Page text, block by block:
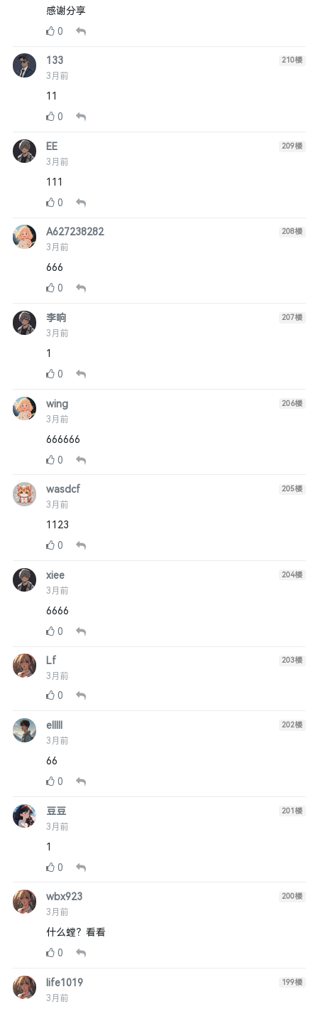
感谢分享
0
133
3月前
210楼
11
0
EE
3月前
209楼
111
0
A627238282
3月前
208楼
666
0
李响
3月前
207楼
1
0
wing
3月前
206楼
666666
0
wasdcf
3月前
205楼
1123
0
xiee
3月前
204楼
6666
0
Lf
3月前
203楼
0
elllll
3月前
202楼
66
0
豆豆
3月前
201楼
1
0
wbx923
3月前
200楼
什么螳？看看
0
life1019
3月前
199楼